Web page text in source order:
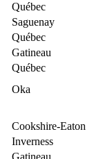
Québec
Saguenay
Québec
Gatineau
Québec
Oka
Cookshire-Eaton
Inverness
Gatineau